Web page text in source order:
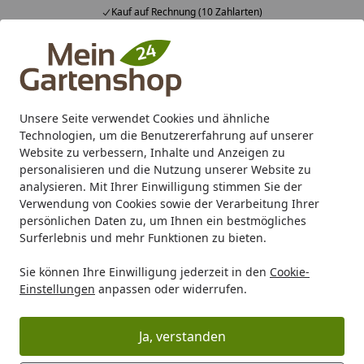
Unsere Seite verwendet Cookies und ähnliche
Technologien, um die Benutzererfahrung auf unserer
Website zu verbessern, Inhalte und Anzeigen zu
personalisieren und die Nutzung unserer Website zu
analysieren. Mit Ihrer Einwilligung stimmen Sie der
Verwendung von Cookies sowie der Verarbeitung Ihrer
persönlichen Daten zu, um Ihnen ein bestmögliches
Surferlebnis und mehr Funktionen zu bieten.
Sie können Ihre Einwilligung jederzeit in den Cookie-
Einstellungen anpassen oder widerrufen.
Ja, verstanden
Fachberatung & individuelle Angebote
Alle Produkte
Mein Konto
Suchen
Karibu Pools inkl. gratis Sandfilteranlage & Pool-
Starterset (Gesamtwert bis 468,99€)
Startseite
Freizeit Terrassendielen
Terrassendielen
FAQ: Fragen und Antworten zu Terrassendielen
Wählen Sie Ihre Wunschkategorie